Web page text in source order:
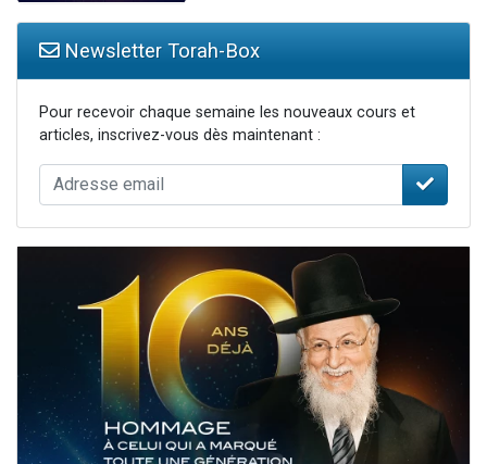
Newsletter Torah-Box
Pour recevoir chaque semaine les nouveaux cours et
articles, inscrivez-vous dès maintenant :